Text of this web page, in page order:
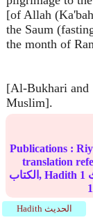
[of Allah
the Saum
the month of
[Al-Bukhari and
Muslim].
Publications :
الكتاب, Hadith 1
Hadith الحديث